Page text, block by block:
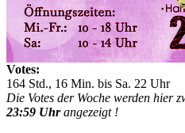
Votes:
164 Std., 16 Min. bis Sa. 22 Uhr
Die Votes der Woche werden hier
23:59 Uhrangezeigt !